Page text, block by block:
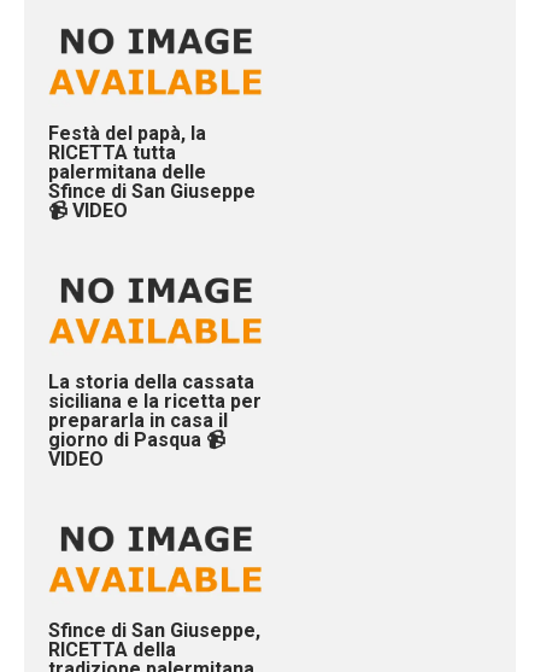
Festà del papà, la
RICETTA tutta
palermitana delle
Sfince di San Giuseppe
📹 VIDEO
La storia della cassata
siciliana e la ricetta per
prepararla in casa il
giorno di Pasqua 📹
VIDEO
Sfince di San Giuseppe,
RICETTA della